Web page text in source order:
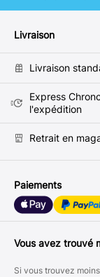
Livraison
Livraison
Express
l'expédition
Retrait en
Paiements
Vous avez trouvé
Si vous trouvez